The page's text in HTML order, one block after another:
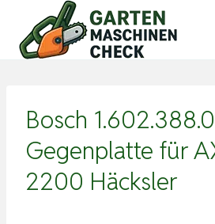
Inhalt
springen
Bosch
Gegenplatte für
2200 Häcksler